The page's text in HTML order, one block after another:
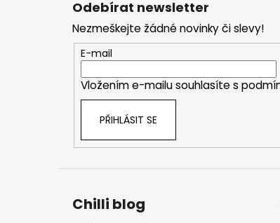
Odebírat newsletter
Nezmeškejte žádné novinky či slevy!
E-mail
Vložením e-mailu souhlasíte s
PŘIHLÁSIT SE
Chilli blog